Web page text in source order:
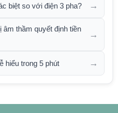
biệt so với điện 3 pha? →
âm thầm quyết định tiền
→
hiểu trong 5 phút →